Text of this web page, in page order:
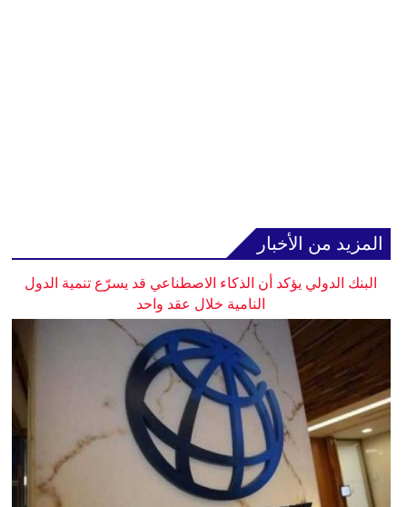
المزيد من الأخبار
البنك الدولي يؤكد أن الذكاء الاصطناعي قد يسرّع تنمية الدول
النامية خلال عقد واحد